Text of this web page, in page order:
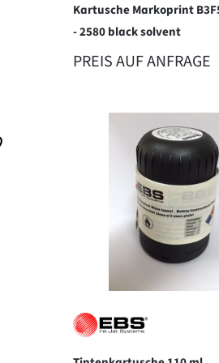
Kartusche Markoprint
- 2580 black solvent
PREIS AUF ANFRAGE
zum Anfrageformular